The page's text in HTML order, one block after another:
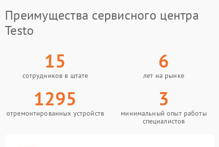
Преимущества сервисного центра
Testo
15
сотрудников в штате
6
лет на рынке
1295
отремонтированных устройств
3
минимальный опыт работы
специалистов